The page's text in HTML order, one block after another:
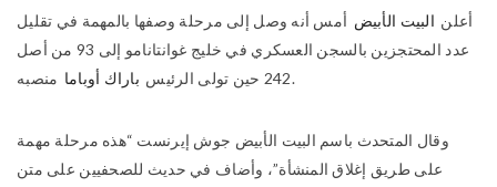
أعلن البيت الأبيض أمس أنه وصل إلى مرحلة وصفها بالمهمة في تقليل
عدد المحتجزين بالسجن العسكري في خليج غوانتانامو إلى 93 من أصل
242 حين تولى الرئيس
باراك أوباما منصبه.
وقال المتحدث باسم البيت الأبيض جوش إيرنست “هذه مرحلة مهمة
على طريق إغلاق المنشأة”، وأضاف في حديث للصحفيين على متن